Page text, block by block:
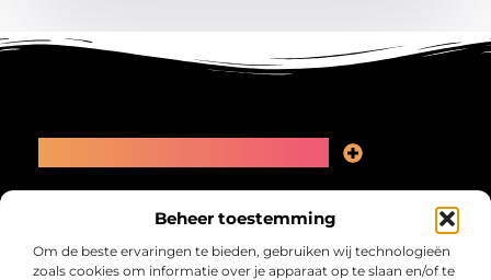
Beheer toestemming
Om de beste ervaringen te bieden, gebruiken wij technologieën
zoals cookies om informatie over je apparaat op te slaan en/of te